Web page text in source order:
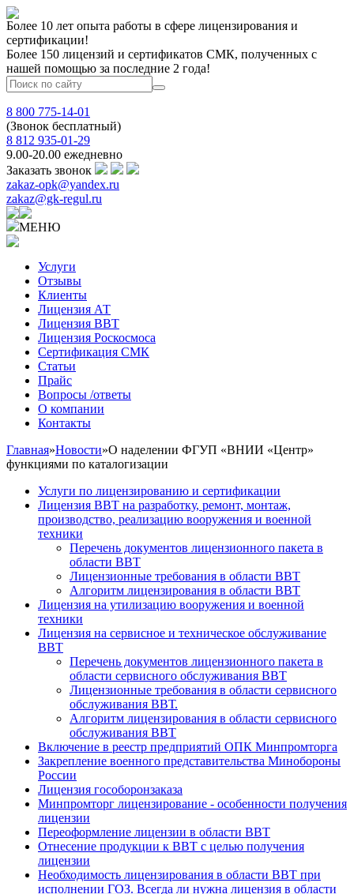
Более 10 лет опыта работы в сфере лицензирования и
сертификации!
Более 150 лицензий и сертификатов СМК, полученных с
нашей помощью за последние 2 года!
8 800 775-14-01
(Звонок бесплатный)
8 812 935-01-29
9.00-20.00 ежедневно
Заказать звонок
zakaz-opk@yandex.ru
zakaz@gk-regul.ru
МЕНЮ
Услуги
Отзывы
Клиенты
Лицензия АТ
Лицензия ВВТ
Лицензия Роскосмоса
Сертификация СМК
Статьи
Прайс
Вопросы /ответы
О компании
Контакты
Главная»Новости»О наделении ФГУП «ВНИИ «Центр»
функциями по каталогизации
Услуги по лицензированию и сертификации
Лицензия ВВТ на разработку, ремонт, монтаж,
производство, реализацию вооружения и военной
техники
Перечень документов лицензионного пакета в
области ВВТ
Лицензионные требования в области ВВТ
Алгоритм лицензирования в области ВВТ
Лицензия на утилизацию вооружения и военной
техники
Лицензия на сервисное и техническое обслуживание
ВВТ
Перечень документов лицензионного пакета в
области сервисного обслуживания ВВТ
Лицензионные требования в области сервисного
обслуживания ВВТ.
Алгоритм лицензирования в области сервисного
обслуживания ВВТ
Включение в реестр предприятий ОПК Минпромторга
Закрепление военного представительства Минобороны
России
Лицензия гособоронзаказа
Минпромторг лицензирование - особенности получения
лицензии
Переоформление лицензии в области ВВТ
Отнесение продукции к ВВТ с целью получения
лицензии
Необходимость лицензирования в области ВВТ при
исполнении ГОЗ. Всегда ли нужна лицензия в области